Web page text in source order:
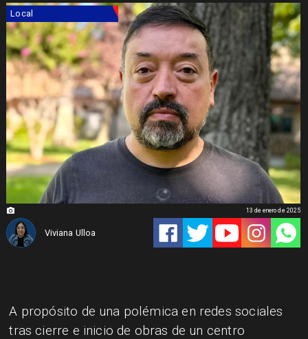
Local
Viviana Ulloa
13 de enero de 2025
A propósito de una polémica en redes sociales
tras cierre e inicio de obras de un centro